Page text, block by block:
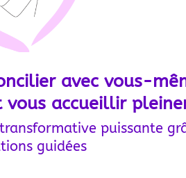
avec vous-
vous accueillir
puissante
guidées